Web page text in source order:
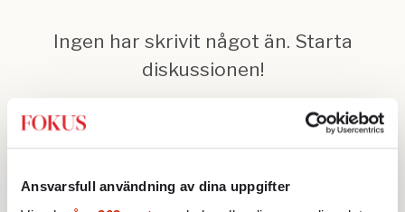
Ansvarsfull användning av dina uppgifter